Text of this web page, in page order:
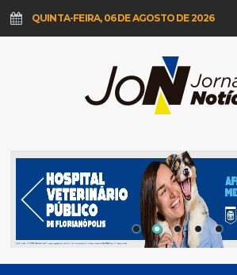
QUINTA-FEIRA, 06 DE AGOSTO DE 2026